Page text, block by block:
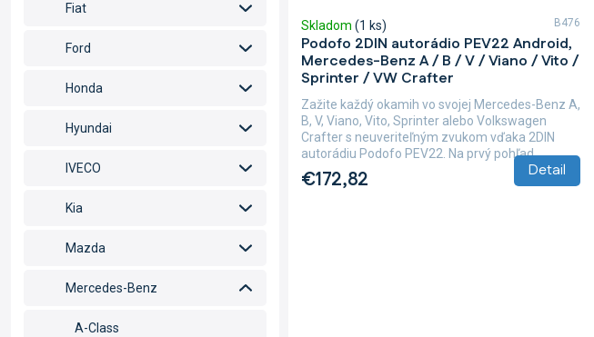
Fiat
Ford
Honda
Hyundai
IVECO
Kia
Mazda
Mercedes-Benz
A-Class
o
v
Podofo 2DIN autorádio PEV22 Android,
Mercedes-Benz A / B / V / Viano / Vito /
Sprinter / VW Crafter
Skladom (1 ks)
€172,82 Detail
Zažite každý okamih vo svojej Mercedes-Benz A,
B, V, Viano, Vito, Sprinter alebo Volkswagen
Crafter s neuveriteľným zvukom vďaka 2DIN
autorádiu Podofo PEV22. Na prvý pohľad...
B476